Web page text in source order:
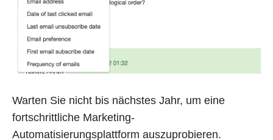
Warten Sie nicht bis nächstes Jahr, um eine
fortschrittliche Marketing-
Automatisierungsplattform auszuprobieren.